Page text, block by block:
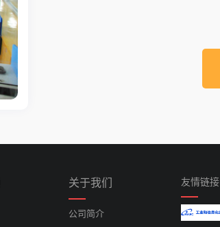
关于我们
公司简介
友情链接